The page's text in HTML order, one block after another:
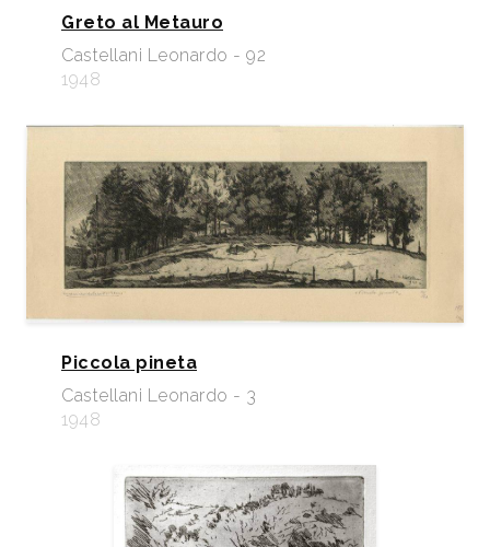
Greto al Metauro
Castellani Leonardo - 92
1948
Piccola pineta
Castellani Leonardo - 3
1948